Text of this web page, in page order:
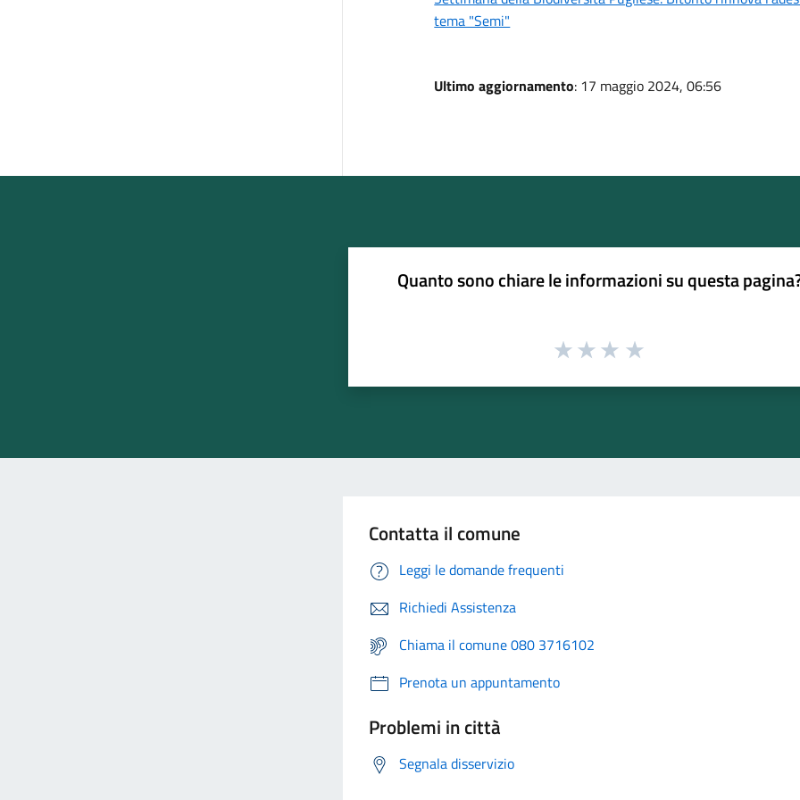
tema "Semi"
Ultimo aggiornamento: 17 maggio 2024, 06:56
Quanto sono chiare le informazioni su questa
Contatta il comune
Leggi le domande frequenti
Richiedi Assistenza
Chiama il comune 080 3716102
Prenota un appuntamento
Problemi in città
Segnala disservizio